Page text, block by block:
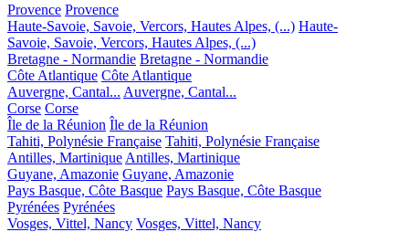
Provence Provence
Haute-Savoie, Savoie, Vercors, Hautes Alpes, (...) Haute-
Savoie, Savoie, Vercors, Hautes Alpes, (...)
Bretagne - Normandie Bretagne - Normandie
Côte Atlantique Côte Atlantique
Auvergne, Cantal... Auvergne, Cantal...
Corse Corse
Île de la Réunion Île de la Réunion
Tahiti, Polynésie Française Tahiti, Polynésie Française
Antilles, Martinique Antilles, Martinique
Guyane, Amazonie Guyane, Amazonie
Pays Basque, Côte Basque Pays Basque, Côte Basque
Pyrénées Pyrénées
Vosges, Vittel, Nancy Vosges, Vittel, Nancy